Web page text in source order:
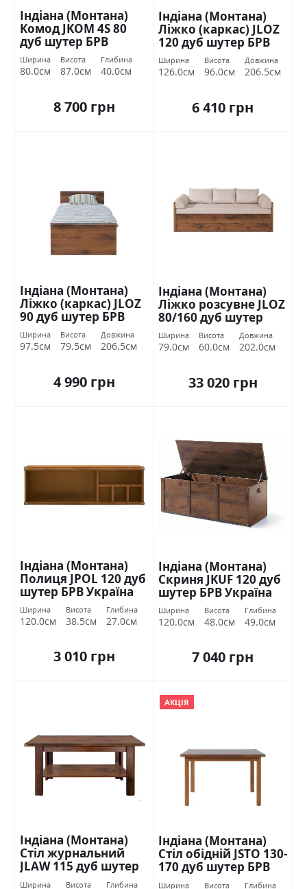
Індіана (Монтана)
Комод JKOM 4S 80
дуб шутер БРВ
Україна
Ширина
80.0см
Висота
87.0см
Глибина
40.0см
8 700 грн
Індіана (Монтана)
Ліжко (каркас) JLOZ
120 дуб шутер БРВ
Україна
Ширина
126.0см
Висота
96.0см
Довжина
206.5см
6 410 грн
Індіана (Монтана)
Ліжко (каркас) JLOZ
90 дуб шутер БРВ
Україна
Ширина
97.5см
Висота
79.5см
Довжина
206.5см
4 990 грн
Індіана (Монтана)
Ліжко розсувне JLOZ
80/160 дуб шутер
БРВ Україна
Ширина
79.0см
Висота
60.0см
Довжина
202.0см
33 020 грн
Індіана (Монтана)
Полиця JPOL 120 дуб
шутер БРВ Україна
Ширина
120.0см
Висота
38.5см
Глибина
27.0см
3 010 грн
Індіана (Монтана)
Скриня JKUF 120 дуб
шутер БРВ Україна
Ширина
120.0см
Висота
48.0см
Глибина
49.0см
7 040 грн
Індіана (Монтана)
Стіл журнальний
JLAW 115 дуб шутер
БРВ Україна
Ширина Висота Глибина
АКЦІЯ
Індіана (Монтана)
Стіл обідній JSTO 130-
170 дуб шутер БРВ
Україна
Ширина Висота Глибина